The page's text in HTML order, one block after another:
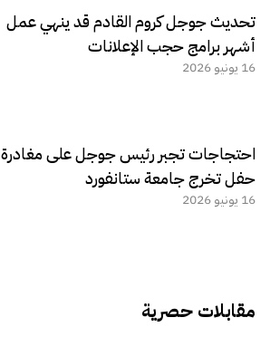
تحديث جوجل كروم القادم قد ينهي عمل
أشهر برامج حجب الإعلانات
16 يونيو 2026
احتجاجات تجبر رئيس جوجل على مغادرة
حفل تخرج جامعة ستانفورد
16 يونيو 2026
مقابلات حصرية